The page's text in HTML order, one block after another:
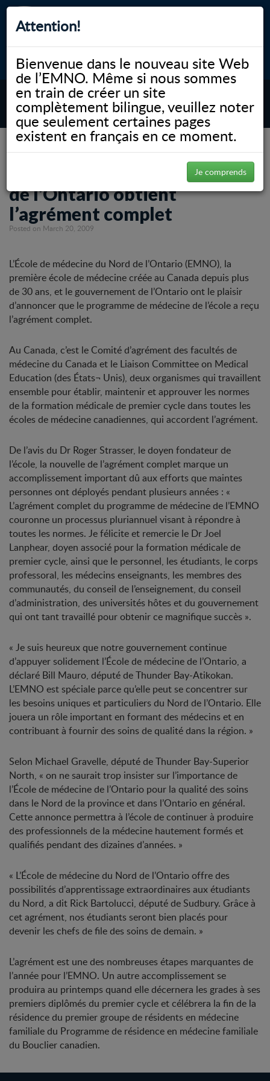
Attention!
Bienvenue dans le nouveau site Web
de l’EMNO. Même si nous sommes
en train de créer un site
complètement bilingue, veuillez noter
que seulement certaines pages
existent en français en ce moment.
Je comprends
myNOSM Accessibilité A- A+ English
MENU
NOSM.ca News
Communiqués
L’École de médecine du Nord
de l’Ontario obtient
l’agrément complet
Posted on March 20, 2009
L’École de médecine du Nord de l’Ontario (EMNO), la
première école de médecine créée au Canada depuis plus
de 30 ans, et le gouvernement de l’Ontario ont le plaisir
d’annoncer que le programme de médecine de l’école a reçu
l’agrément complet.
Au Canada, c’est le Comité d’agrément des facultés de
médecine du Canada et le Liaison Committee on Medical
Education (des États¬ Unis), deux organismes qui travaillent
ensemble pour établir, maintenir et approuver les normes
de la formation médicale de premier cycle dans toutes les
écoles de médecine canadiennes, qui accordent l’agrément.
De l’avis du Dr Roger Strasser, le doyen fondateur de
l’école, la nouvelle de l’agrément complet marque un
accomplissement important dû aux efforts que maintes
personnes ont déployés pendant plusieurs années : «
L’agrément complet du programme de médecine de l’EMNO
couronne un processus pluriannuel visant à répondre à
toutes les normes. Je félicite et remercie le Dr Joel
Lanphear, doyen associé pour la formation médicale de
premier cycle, ainsi que le personnel, les étudiants, le corps
professoral, les médecins enseignants, les membres des
communautés, du conseil de l’enseignement, du conseil
d’administration, des universités hôtes et du gouvernement
qui ont tant travaillé pour obtenir ce magnifique succès ».
« Je suis heureux que notre gouvernement continue
d’appuyer solidement l’École de médecine de l’Ontario, a
déclaré Bill Mauro, député de Thunder Bay-Atikokan.
L’EMNO est spéciale parce qu’elle peut se concentrer sur
les besoins uniques et particuliers du Nord de l’Ontario. Elle
jouera un rôle important en formant des médecins et en
contribuant à fournir des soins de qualité dans la région. »
Selon Michael Gravelle, député de Thunder Bay-Superior
North, « on ne saurait trop insister sur l’importance de
l’École de médecine de l’Ontario pour la qualité des soins
dans le Nord de la province et dans l’Ontario en général.
Cette annonce permettra à l’école de continuer à produire
des professionnels de la médecine hautement formés et
qualifiés pendant des dizaines d’années. »
« L’École de médecine du Nord de l’Ontario offre des
possibilités d’apprentissage extraordinaires aux étudiants
du Nord, a dit Rick Bartolucci, député de Sudbury. Grâce à
cet agrément, nos étudiants seront bien placés pour
devenir les chefs de file des soins de demain. »
L’agrément est une des nombreuses étapes marquantes de
l’année pour l’EMNO. Un autre accomplissement se
produira au printemps quand elle décernera les grades à ses
premiers diplômés du premier cycle et célébrera la fin de la
résidence du premier groupe de résidents en médecine
familiale du Programme de résidence en médecine familiale
du Bouclier canadien.